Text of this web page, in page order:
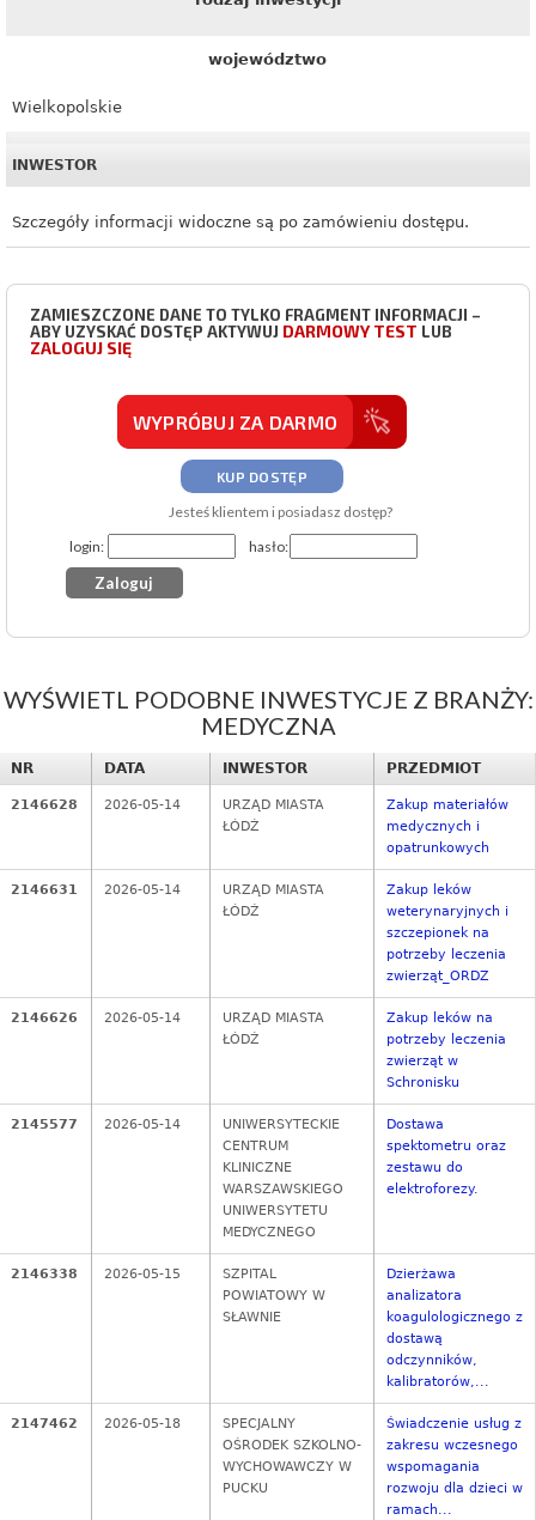
województwo
Wielkopolskie
INWESTOR
Szczegóły informacji widoczne są po zamówieniu dostępu.
ZAMIESZCZONE DANE TO TYLKO FRAGMENT INFORMACJI –
ABY UZYSKAĆ DOSTĘP AKTYWUJ DARMOWY TEST LUB
ZALOGUJ SIĘ
WYPRÓBUJ ZA DARMO
KUP DOSTĘP
Jesteś klientem i posiadasz dostęp?
login:
hasło:
WYŚWIETL PODOBNE INWESTYCJE Z BRANŻY:
MEDYCZNA
NR DATA INWESTOR PRZEDMIOT
2146628 2026-05-14
URZĄD MIASTA
ŁÓDŹ
Zakup materiałów
medycznych i
opatrunkowych
2146631 2026-05-14
URZĄD MIASTA
ŁÓDŹ
Zakup leków
weterynaryjnych i
szczepionek na
potrzeby leczenia
zwierząt_ORDZ
2146626 2026-05-14
URZĄD MIASTA
ŁÓDŹ
Zakup leków na
potrzeby leczenia
zwierząt w
Schronisku
2145577 2026-05-14
UNIWERSYTECKIE
CENTRUM
KLINICZNE
WARSZAWSKIEGO
UNIWERSYTETU
MEDYCZNEGO
Dostawa
spektometru oraz
zestawu do
elektroforezy.
2146338 2026-05-15
SZPITAL
POWIATOWY W
SŁAWNIE
Dzierżawa
analizatora
koagulologicznego z
dostawą
odczynników,
kalibratorów,...
2147462 2026-05-18
SPECJALNY
OŚRODEK SZKOLNO-
WYCHOWAWCZY W
PUCKU
Świadczenie usług z
zakresu wczesnego
wspomagania
rozwoju dla dzieci w
ramach...